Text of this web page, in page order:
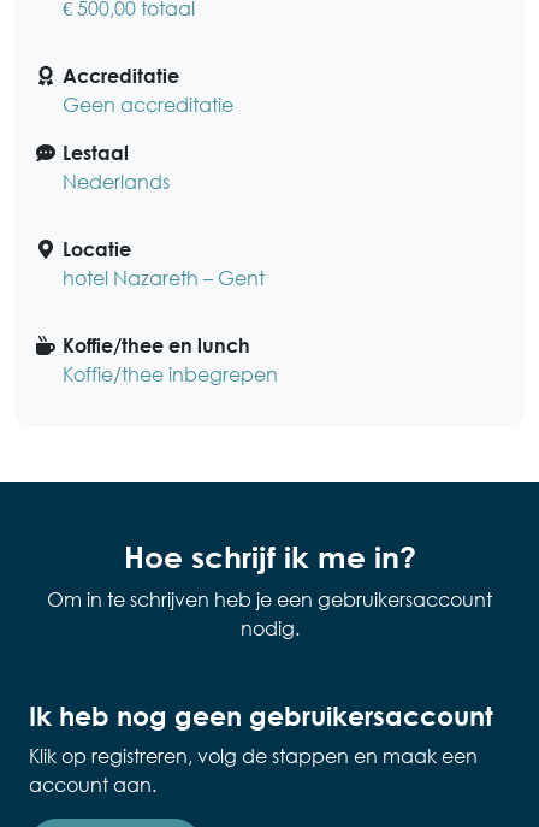
€ 500,00 totaal
Accreditatie
Geen accreditatie
Lestaal
Nederlands
Locatie
hotel Nazareth – Gent
Koffie/thee en lunch
Koffie/thee inbegrepen
Hoe schrijf ik me in?
Om in te schrijven heb je een gebruikersaccount
nodig.
Ik heb nog geen gebruikersaccount
Klik op registreren, volg de stappen en maak een
account aan.